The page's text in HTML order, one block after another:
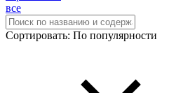
все
Сортировать: По популярности